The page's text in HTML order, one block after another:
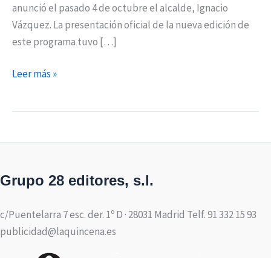
anunció el pasado 4 de octubre el alcalde, Ignacio
Vázquez. La presentación oficial de la nueva edición de
este programa tuvo […]
Leer más »
Grupo 28 editores, s.l.
c/Puentelarra 7 esc. der. 1º D · 28031 Madrid Telf. 91 332 15 93
publicidad@laquincena.es